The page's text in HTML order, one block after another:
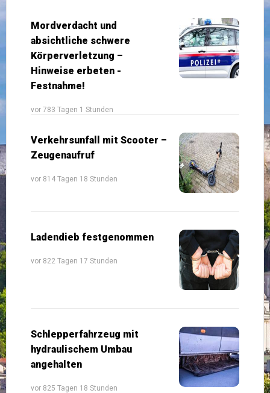
Mordverdacht und
absichtliche schwere
Körperverletzung –
Hinweise erbeten -
Festnahme!
vor 783 Tagen 1 Stunden
Verkehrsunfall mit Scooter –
Zeugenaufruf
vor 814 Tagen 18 Stunden
Ladendieb festgenommen
vor 822 Tagen 17 Stunden
Schlepperfahrzeug mit
hydraulischem Umbau
angehalten
vor 825 Tagen 18 Stunden